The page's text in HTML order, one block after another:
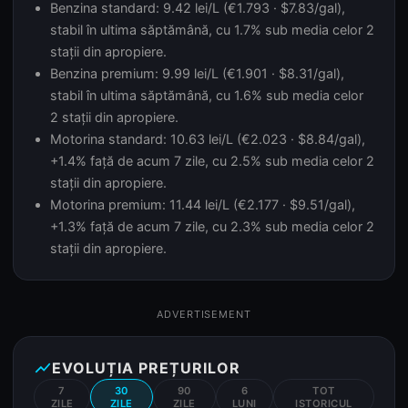
Benzina standard: 9.42 lei/L (€1.793 · $7.83/gal),
stabil în ultima săptămână, cu 1.7% sub media celor 2
stații din apropiere.
Benzina premium: 9.99 lei/L (€1.901 · $8.31/gal),
stabil în ultima săptămână, cu 1.6% sub media celor
2 stații din apropiere.
Motorina standard: 10.63 lei/L (€2.023 · $8.84/gal),
+1.4% față de acum 7 zile, cu 2.5% sub media celor 2
stații din apropiere.
Motorina premium: 11.44 lei/L (€2.177 · $9.51/gal),
+1.3% față de acum 7 zile, cu 2.3% sub media celor 2
stații din apropiere.
ADVERTISEMENT
show_chartEVOLUȚIA PREȚURILOR
7
ZILE
30
ZILE
90
ZILE
6
LUNI
TOT
ISTORICUL